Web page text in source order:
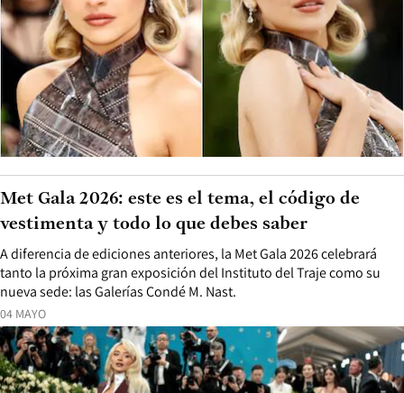
04 MAYO
A diferencia de ediciones anteriores, la Met Gala 2026 celebrará
tanto la próxima gran exposición del Instituto del Traje como su
nueva sede: las Galerías Condé M. Nast.
Met Gala 2026: este es el tema, el código de
vestimenta y todo lo que debes saber